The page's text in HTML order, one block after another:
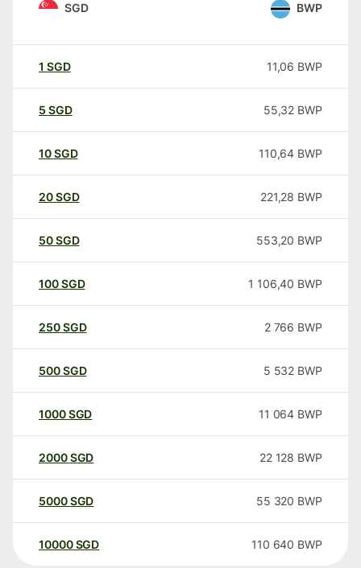
SGD BWP
1 SGD 11,06 BWP
5 SGD 55,32 BWP
10SGD 110,64 BWP
20SGD 221,28 BWP
50SGD 553,20 BWP
100SGD 1 106,40 BWP
250SGD 2 766 BWP
500SGD 5 532 BWP
1000SGD 11 064 BWP
2000SGD 22 128 BWP
5000SGD 55 320 BWP
10000 SGD 110 640 BWP